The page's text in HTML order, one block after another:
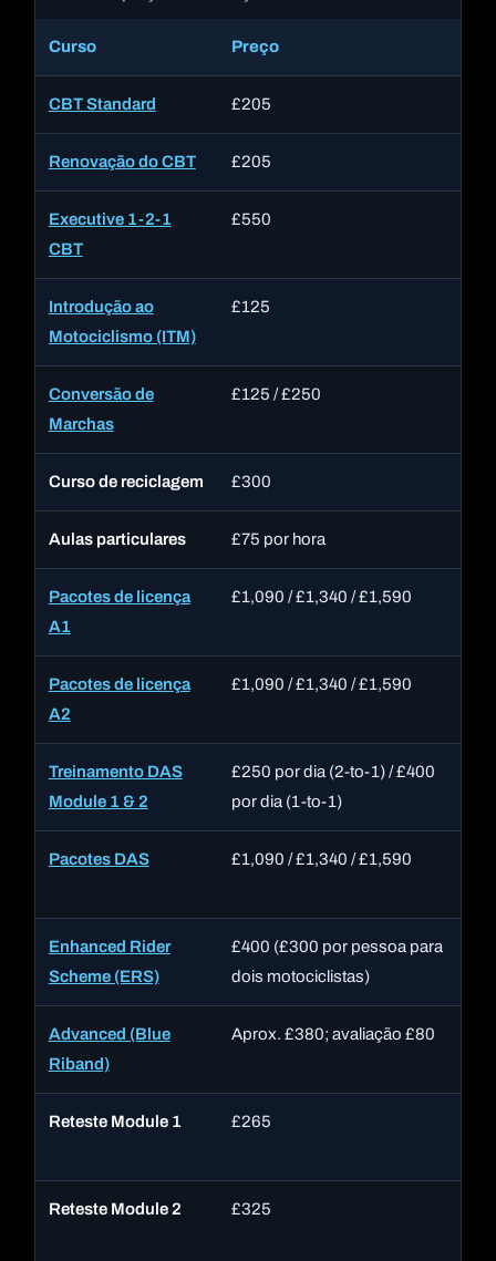
Curso Preço
CBT Standard £205
Renovação do CBT £205
Executive 1-2-1
CBT
£550
Introdução ao
Motociclismo (ITM)
£125
Conversão de
Marchas
£125 / £250
Curso de reciclagem £300
Aulas particulares £75 por hora
Pacotes de licença
A1
£1,090 / £1,340 / £1,590
Pacotes de licença
A2
£1,090 / £1,340 / £1,590
Treinamento DAS
Module 1 & 2
£250 por dia (2-to-1) / £400
por dia (1-to-1)
Pacotes DAS £1,090 / £1,340 / £1,590
Enhanced Rider
Scheme (ERS)
£400 (£300 por pessoa para
dois motociclistas)
Advanced (Blue
Riband)
Aprox. £380; avaliação £80
Reteste Module 1 £265
Reteste Module 2 £325